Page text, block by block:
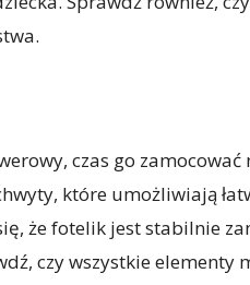
czas go zamocować
które umożliwiają
że fotelik jest stabilnie
czy wszystkie elementy